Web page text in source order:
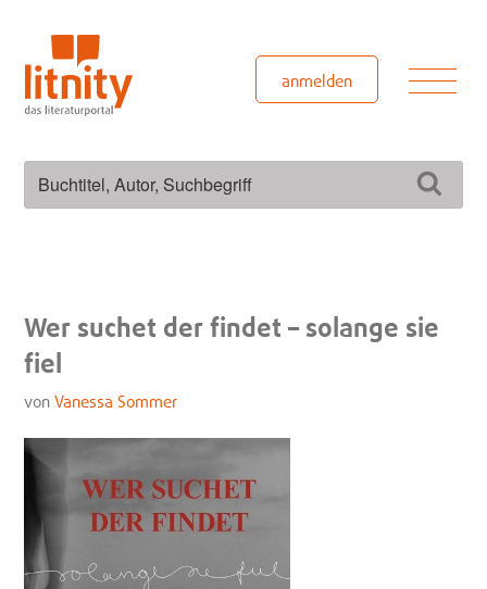
springen
anmelden
Wer suchet der findet – solange sie
fiel
vonVanessa Sommer